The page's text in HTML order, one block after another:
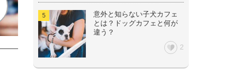
意外と知らない子犬カフェ
とは？ドッグカフェと何が
違う？
2